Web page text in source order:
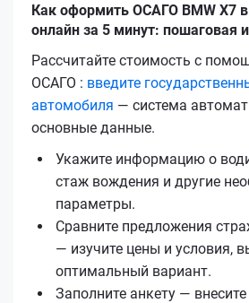
Как оформить ОСАГО BMW X7
онлайн за 5 минут: пошаговая
Рассчитайте стоимость с
ОСАГО : введите
автомобиля — система
основные данные.
Укажите информацию о
стаж вождения и другие
параметры.
Сравните предложения
— изучите цены и условия,
оптимальный вариант.
Заполните анкету —